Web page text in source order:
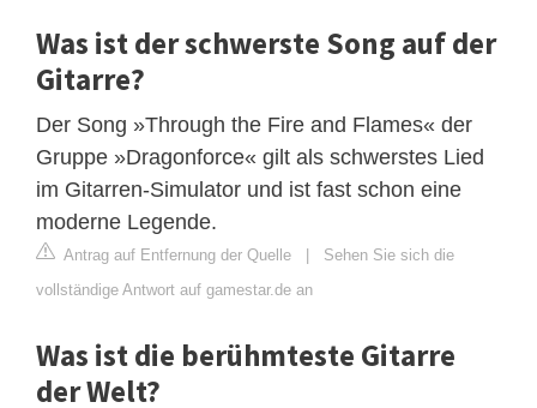
Was ist der schwerste Song auf der
Gitarre?
Der Song »Through the Fire and Flames« der
Gruppe »Dragonforce« gilt als schwerstes Lied
im Gitarren-Simulator und ist fast schon eine
moderne Legende.
Antrag auf Entfernung der Quelle | Sehen Sie sich die
vollständige Antwort auf gamestar.de an
Was ist die berühmteste Gitarre
der Welt?